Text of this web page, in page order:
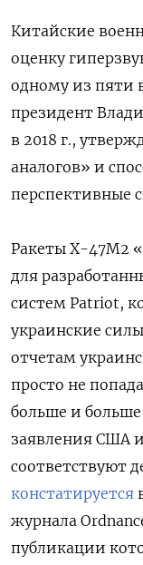
Китайские
оценку
одному из пяти
президент
в 2018 г.,
аналогов» и
перспективные
Ракеты Х-47М2
для
систем Patriot,
украинские
отчетам
просто не
больше и больше
заявления США
соответствуют
констатируется
журнала
публикации